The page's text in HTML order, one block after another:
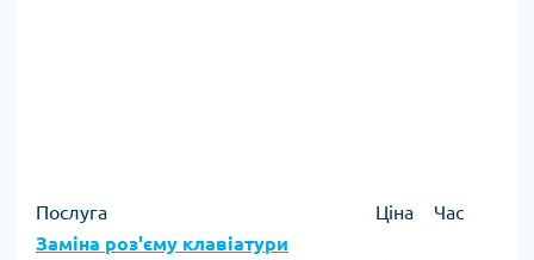
Послуга Ціна
Час
Заміна роз'єму клавіатури